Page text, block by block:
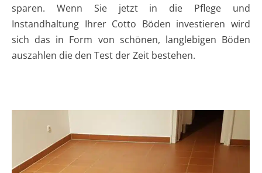
sparen. Wenn Sie jetzt in die Pflege und
Instandhaltung Ihrer Cotto Böden investieren wird
sich das in Form von schönen, langlebigen Böden
auszahlen die den Test der Zeit bestehen.